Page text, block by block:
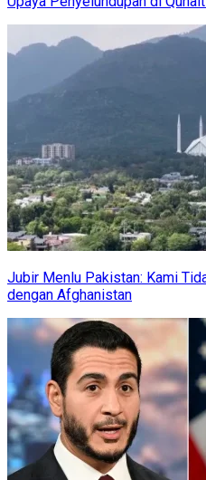
Jubir Menlu Pakistan: Kami
dengan Afghanistan